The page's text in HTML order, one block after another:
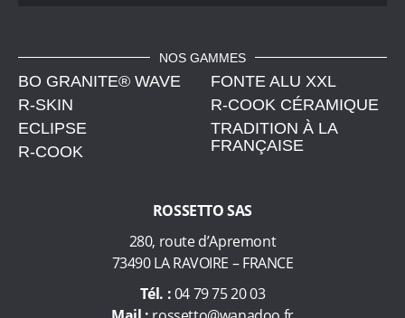
t
e
s
d
c
NOS GAMMES
BO GRANITE® WAVE
R-SKIN
ECLIPSE
R-COOK
FONTE ALU XXL
R-COOK CÉRAMIQUE
TRADITION À LA
FRANÇAISE
ROSSETTO SAS
280, route d’Apremont
73490 LA RAVOIRE – FRANCE
Tél. :04 79 75 20 03